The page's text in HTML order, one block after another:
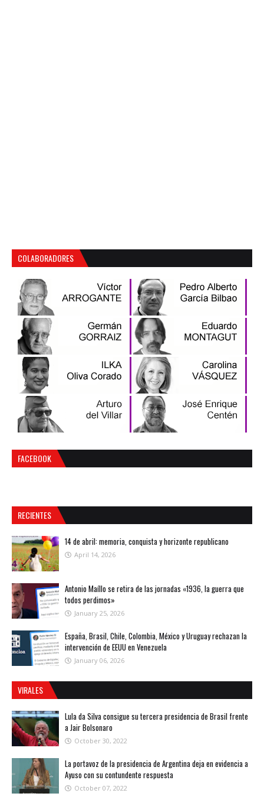
COLABORADORES
FACEBOOK
RECIENTES
14 de abril: memoria, conquista y horizonte republicano
April 14, 2026
Antonio Maíllo se retira de las jornadas «1936, la guerra que
todos perdimos»
January 25, 2026
España, Brasil, Chile, Colombia, México y Uruguay rechazan la
intervención de EEUU en Venezuela
January 06, 2026
VIRALES
Lula da Silva consigue su tercera presidencia de Brasil frente
a Jair Bolsonaro
October 30, 2022
La portavoz de la presidencia de Argentina deja en evidencia a
Ayuso con su contundente respuesta
October 07, 2022